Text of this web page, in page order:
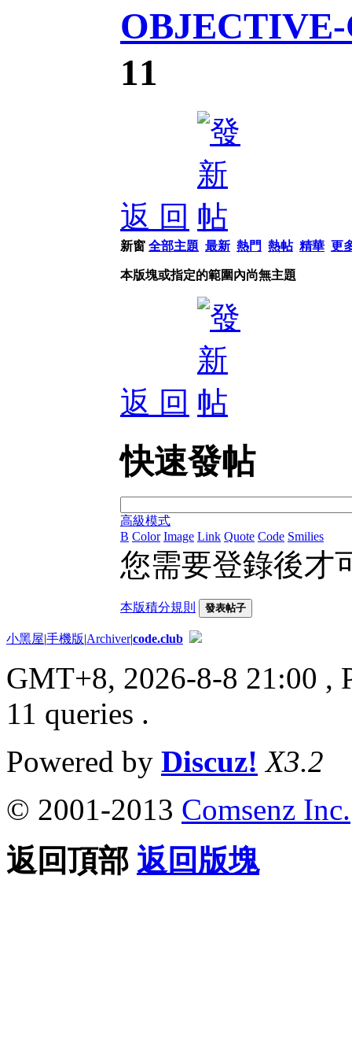
11
返 回
新窗 全部主題 最新 熱門 熱帖 精華 更
本版塊或指定的範圍內尚無主題
返 回
快速發帖
高級模式
B Color Image Link Quote Code Smilies
您需要登錄後才
本版積分規則 發表帖子
小黑屋|手機版|Archiver|code.club
GMT+8, 2026-8-8 21:00 ,
11 queries .
Powered by Discuz! X3.2
© 2001-2013 Comsenz Inc.
返回頂部 返回版塊